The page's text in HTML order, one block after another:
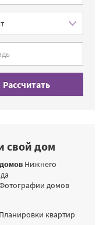
Рассчитать
свой дом
Нижнего
домов
Планировки квартир